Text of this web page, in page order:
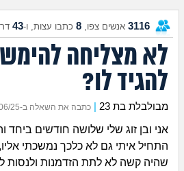
3116 אנשים צפו, 8 כתבו עצות, ו-43
לא מצליחה
להגיד לו?
מבולבלת בת 23 כתבה את השאלה ב-12/06/25 בשעה 14:00
אני ובן זוג שלי שלושה חודשים
התחיל איתי גם לא כלכך נמשכתי
שהיה קשה לא לתת הזדמנות ולנסות